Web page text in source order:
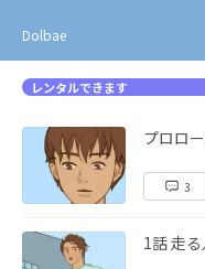
Dolbae
レンタルできます
プロロ
3
1話 走る